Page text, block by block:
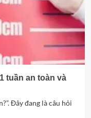
tuần an toàn và
Đây đang là câu hỏi